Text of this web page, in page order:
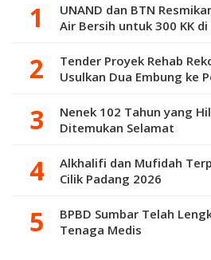
UNAND dan BTN
Air Bersih untuk 300 KK
Tender Proyek Rehab
Usulkan Dua Embung ke
Nenek 102 Tahun yang
Ditemukan Selamat
Alkhalifi dan Mufidah
Cilik Padang 2026
BPBD Sumbar Telah
Tenaga Medis